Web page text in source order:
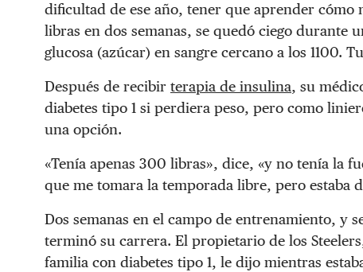
dificultad de ese año, tener que aprender
libras en dos semanas, se quedó ciego durante
glucosa (azúcar) en sangre cercano a los 1100.
Después de recibir terapia de insulina, su
diabetes tipo 1 si perdiera peso, pero como
una opción.
«Tenía apenas 300 libras», dice, «y no tenía la
que me tomara la temporada libre, pero estaba
Dos semanas en el campo de entrenamiento, y
terminó su carrera. El propietario de los
familia con diabetes tipo 1, le dijo mientras